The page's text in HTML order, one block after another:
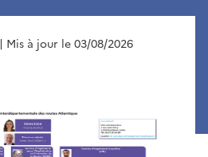
| Mis à jour le 03/08/2026